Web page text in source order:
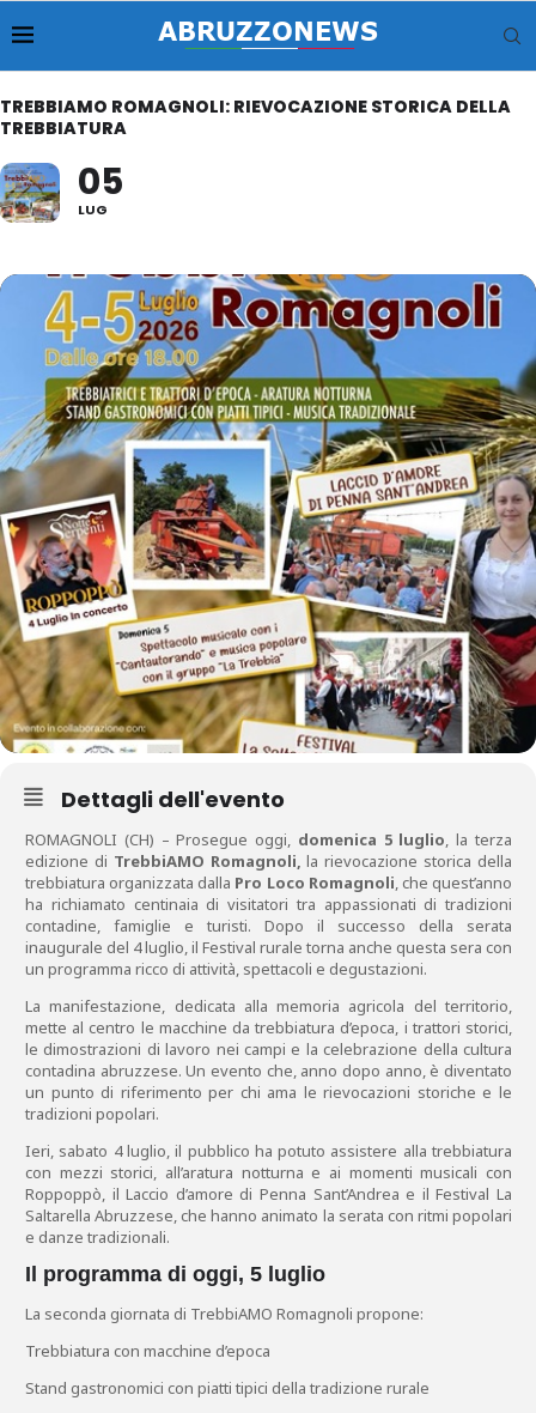
TREBBIAMO ROMAGNOLI: RIEVOCAZIONE STORICA DELLA
TREBBIATURA
05
LUG
Dettagli dell'evento
ROMAGNOLI (CH) – Prosegue oggi, domenica 5 luglio, la terza
edizione di TrebbiAMO Romagnoli, la rievocazione storica della
trebbiatura organizzata dalla Pro Loco Romagnoli, che quest’anno
ha richiamato centinaia di visitatori tra appassionati di tradizioni
contadine, famiglie e turisti. Dopo il successo della serata
inaugurale del 4 luglio, il Festival rurale torna anche questa sera con
un programma ricco di attività, spettacoli e degustazioni.
La manifestazione, dedicata alla memoria agricola del territorio,
mette al centro le macchine da trebbiatura d’epoca, i trattori storici,
le dimostrazioni di lavoro nei campi e la celebrazione della cultura
contadina abruzzese. Un evento che, anno dopo anno, è diventato
un punto di riferimento per chi ama le rievocazioni storiche e le
tradizioni popolari.
Ieri, sabato 4 luglio, il pubblico ha potuto assistere alla trebbiatura
con mezzi storici, all’aratura notturna e ai momenti musicali con
Roppoppò, il Laccio d’amore di Penna Sant’Andrea e il Festival La
Saltarella Abruzzese, che hanno animato la serata con ritmi popolari
e danze tradizionali.
Il programma di oggi, 5 luglio
La seconda giornata di TrebbiAMO Romagnoli propone:
Trebbiatura con macchine d’epoca
Stand gastronomici con piatti tipici della tradizione rurale